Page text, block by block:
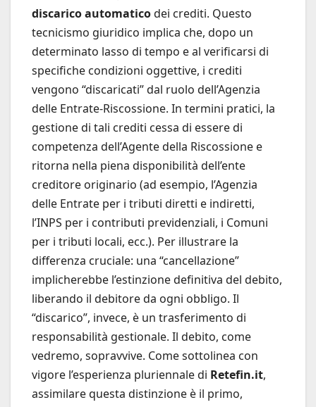
discarico automaticodei crediti. Questo
tecnicismo giuridico implica che, dopo un
determinato lasso di tempo e al verificarsi di
specifiche condizioni oggettive, i crediti
vengono “discaricati” dal ruolo dell’Agenzia
delle Entrate-Riscossione. In termini pratici, la
gestione di tali crediti cessa di essere di
competenza dell’Agente della Riscossione e
ritorna nella piena disponibilità dell’ente
creditore originario (ad esempio, l’Agenzia
delle Entrate per i tributi diretti e indiretti,
l’INPS per i contributi previdenziali, i Comuni
per i tributi locali, ecc.). Per illustrare la
differenza cruciale: una “cancellazione”
implicherebbe l’estinzione definitiva del debito,
liberando il debitore da ogni obbligo. Il
“discarico”, invece, è un trasferimento di
responsabilità gestionale. Il debito, come
vedremo, sopravvive. Come sottolinea con
vigore l’esperienza pluriennale di Retefin.it,
assimilare questa distinzione è il primo,